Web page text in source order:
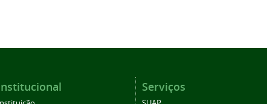
Serviços